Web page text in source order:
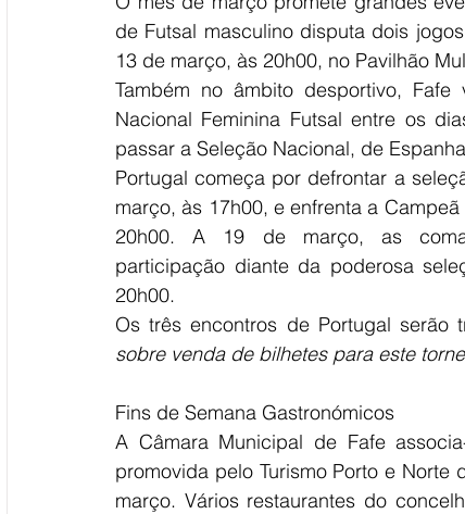
de Futsal masculino disputa dois
13 de março, às 20h00, no Pavilhão
Também no âmbito desportivo,
Nacional Feminina Futsal entre os
passar a Seleção Nacional, de
Portugal começa por defrontar a
março, às 17h00, e enfrenta a
20h00. A 19 de março, as
participação diante da poderosa
20h00.
Os três encontros de Portugal serão
sobre venda de bilhetes para este
Fins de Semana Gastronómicos
A Câmara Municipal de Fafe
promovida pelo Turismo Porto e
março. Vários restaurantes do